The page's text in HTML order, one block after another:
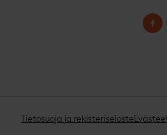
Tietosuoja ja rekisteriseloste